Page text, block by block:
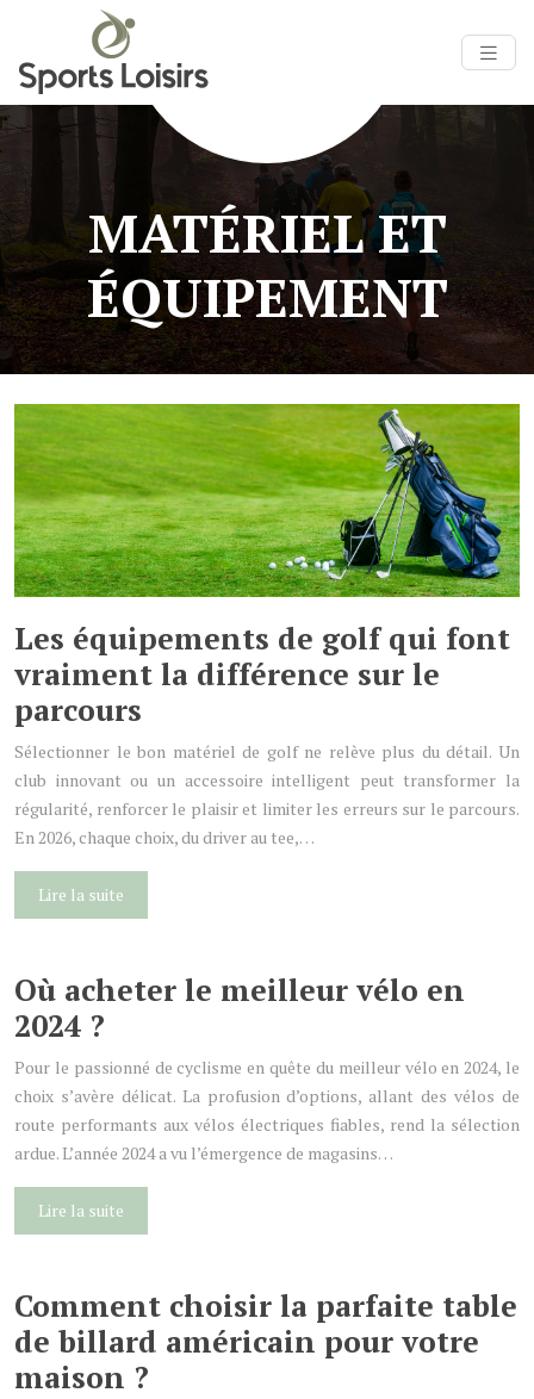
MATÉRIEL ET
ÉQUIPEMENT
Les équipements de golf qui font
vraiment la différence sur le
parcours
Sélectionner le bon matériel de golf ne relève plus du détail. Un
club innovant ou un accessoire intelligent peut transformer la
régularité, renforcer le plaisir et limiter les erreurs sur le parcours.
En 2026, chaque choix, du driver au tee,…
Lire la suite
Où acheter le meilleur vélo en
2024 ?
Pour le passionné de cyclisme en quête du meilleur vélo en 2024, le
choix s’avère délicat. La profusion d’options, allant des vélos de
route performants aux vélos électriques fiables, rend la sélection
ardue. L’année 2024 a vu l’émergence de magasins…
Lire la suite
Comment choisir la parfaite table
de billard américain pour votre
maison ?